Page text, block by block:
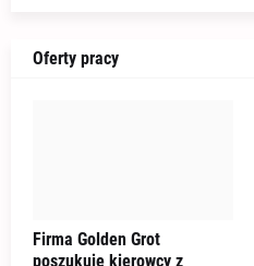
Oferty pracy
Firma Golden Grot
poszukuje kierowcy z